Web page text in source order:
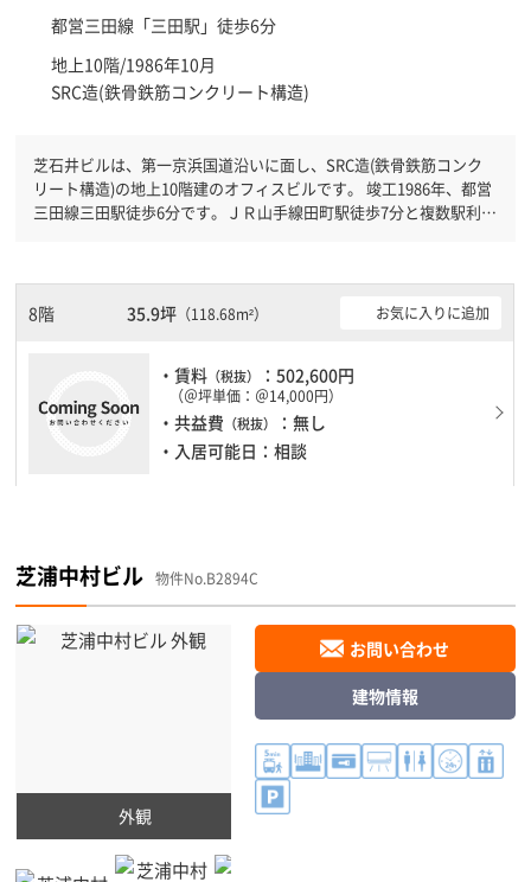
都営三田線「三田駅 」徒歩6分
地上10階/1986年10月
SRC造(鉄骨鉄筋コンクリート構造)
芝石井ビルは、第一京浜国道沿いに面し、SRC造(鉄骨鉄筋コンク
リート構造)の地上10階建のオフィスビルです。 竣工1986年、都営
三田線三田駅徒歩6分です。ＪＲ山手線田町駅徒歩7分と複数駅利用
にせず利用できます。駐車場もありますので、車を利用されるお客
様には使いやすいです。
8階 35.9坪 （118.68m²） お気に入りに追加
・賃料 （税抜） ：502,600円
（＠坪単価：＠14,000円）
・共益費 （税抜）
：無し
・入居可能日：相談
芝浦中村ビル 物件No.B2894C
外観
お問い合わせ
建物情報